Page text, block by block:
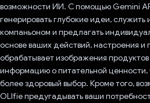
возможности ИИ. С помощью Gemini
генерировать глубокие идеи, служить
компаньоном и предлагать
основе ваших действий, настроения
обрабатывает изображения продуктов
информацию о питательной ценности,
более здоровый выбор. Кроме того,
OLIfie предугадывать ваши